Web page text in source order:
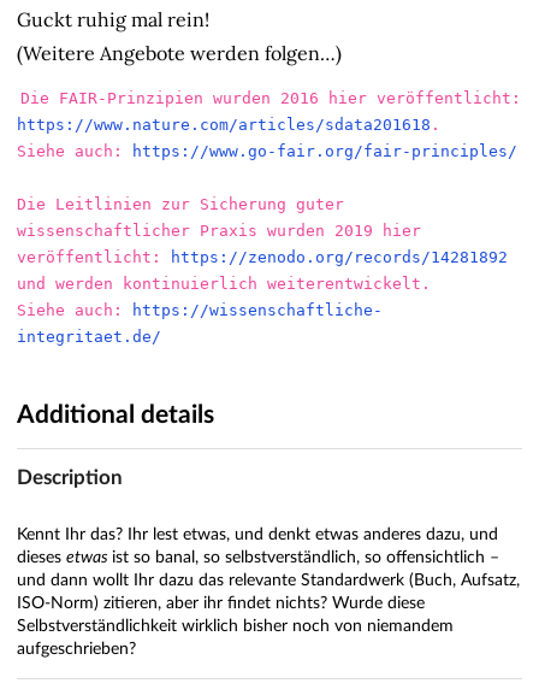
Guckt ruhig mal rein!
(Weitere Angebote werden folgen…)
https://www.nature.com/articles/sdata201618 .
Siehe auch:
https://www.go-fair.org/fair-principles/
Die Leitlinien zur Sicherung guter
wissenschaftlicher Praxis wurden 2019 hier
veröffentlicht:
https://zenodo.org/records/14281892
und werden kontinuierlich weiterentwickelt.
Siehe auch:
https://wissenschaftliche-
integritaet.de/
Additional details
Description
Kennt Ihr das? Ihr lest etwas, und denkt etwas anderes dazu, und
dieses etwas ist so banal, so selbstverständlich, so offensichtlich –
und dann wollt Ihr dazu das relevante Standardwerk (Buch, Aufsatz,
ISO-Norm) zitieren, aber ihr findet nichts? Wurde diese
Selbstverständlichkeit wirklich bisher noch von niemandem
aufgeschrieben?